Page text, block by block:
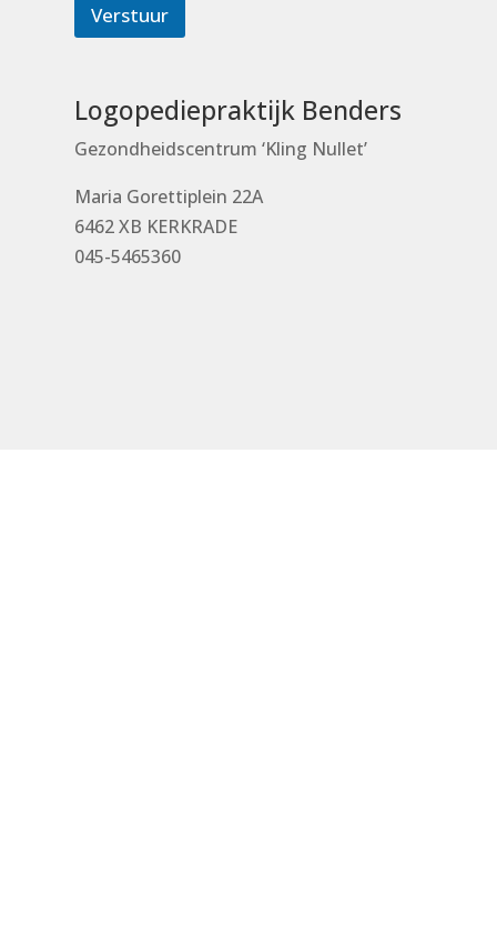
Verstuur
Logopediepraktijk Benders
Gezondheidscentrum ‘Kling Nullet’
Maria Gorettiplein 22A
6462 XB KERKRADE
045-5465360